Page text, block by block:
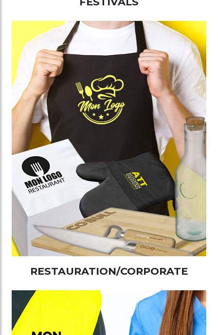
RESTAURATION/CORPORATE